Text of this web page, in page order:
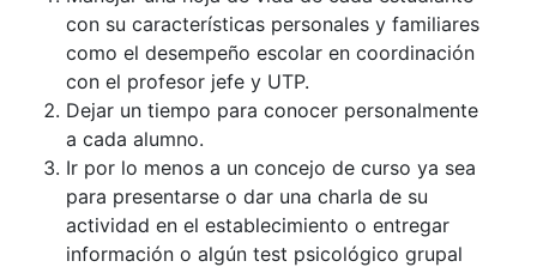
con su características personales y familiares
como el desempeño escolar en coordinación
con el profesor jefe y UTP.
Dejar un tiempo para conocer personalmente
a cada alumno.
Ir por lo menos a un concejo de curso ya sea
para presentarse o dar una charla de su
actividad en el establecimiento o entregar
información o algún test psicológico grupal